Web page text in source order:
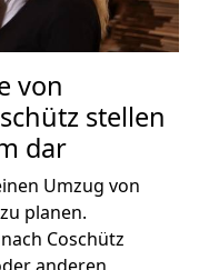
von
stellen
dar
Umzug von
planen.
Coschütz